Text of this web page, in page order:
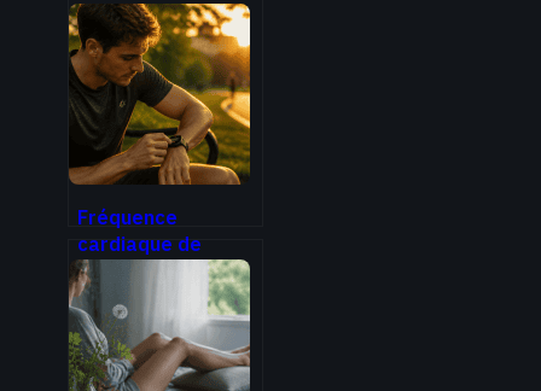
d’aliments clés et
la stratégie du
dîner pour
déstocker
Fréquence
cardiaque de
récupération :
pourquoi une chute
inférieure à 12
battements est un
signal d’alerte